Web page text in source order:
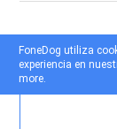
FoneDog utiliza
experiencia en
more.